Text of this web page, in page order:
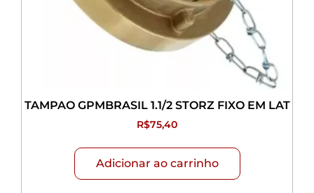
TAMPAO GPMBRASIL 1.1/2 STORZ FIXO EM LAT
R$75,40
Adicionar ao carrinho